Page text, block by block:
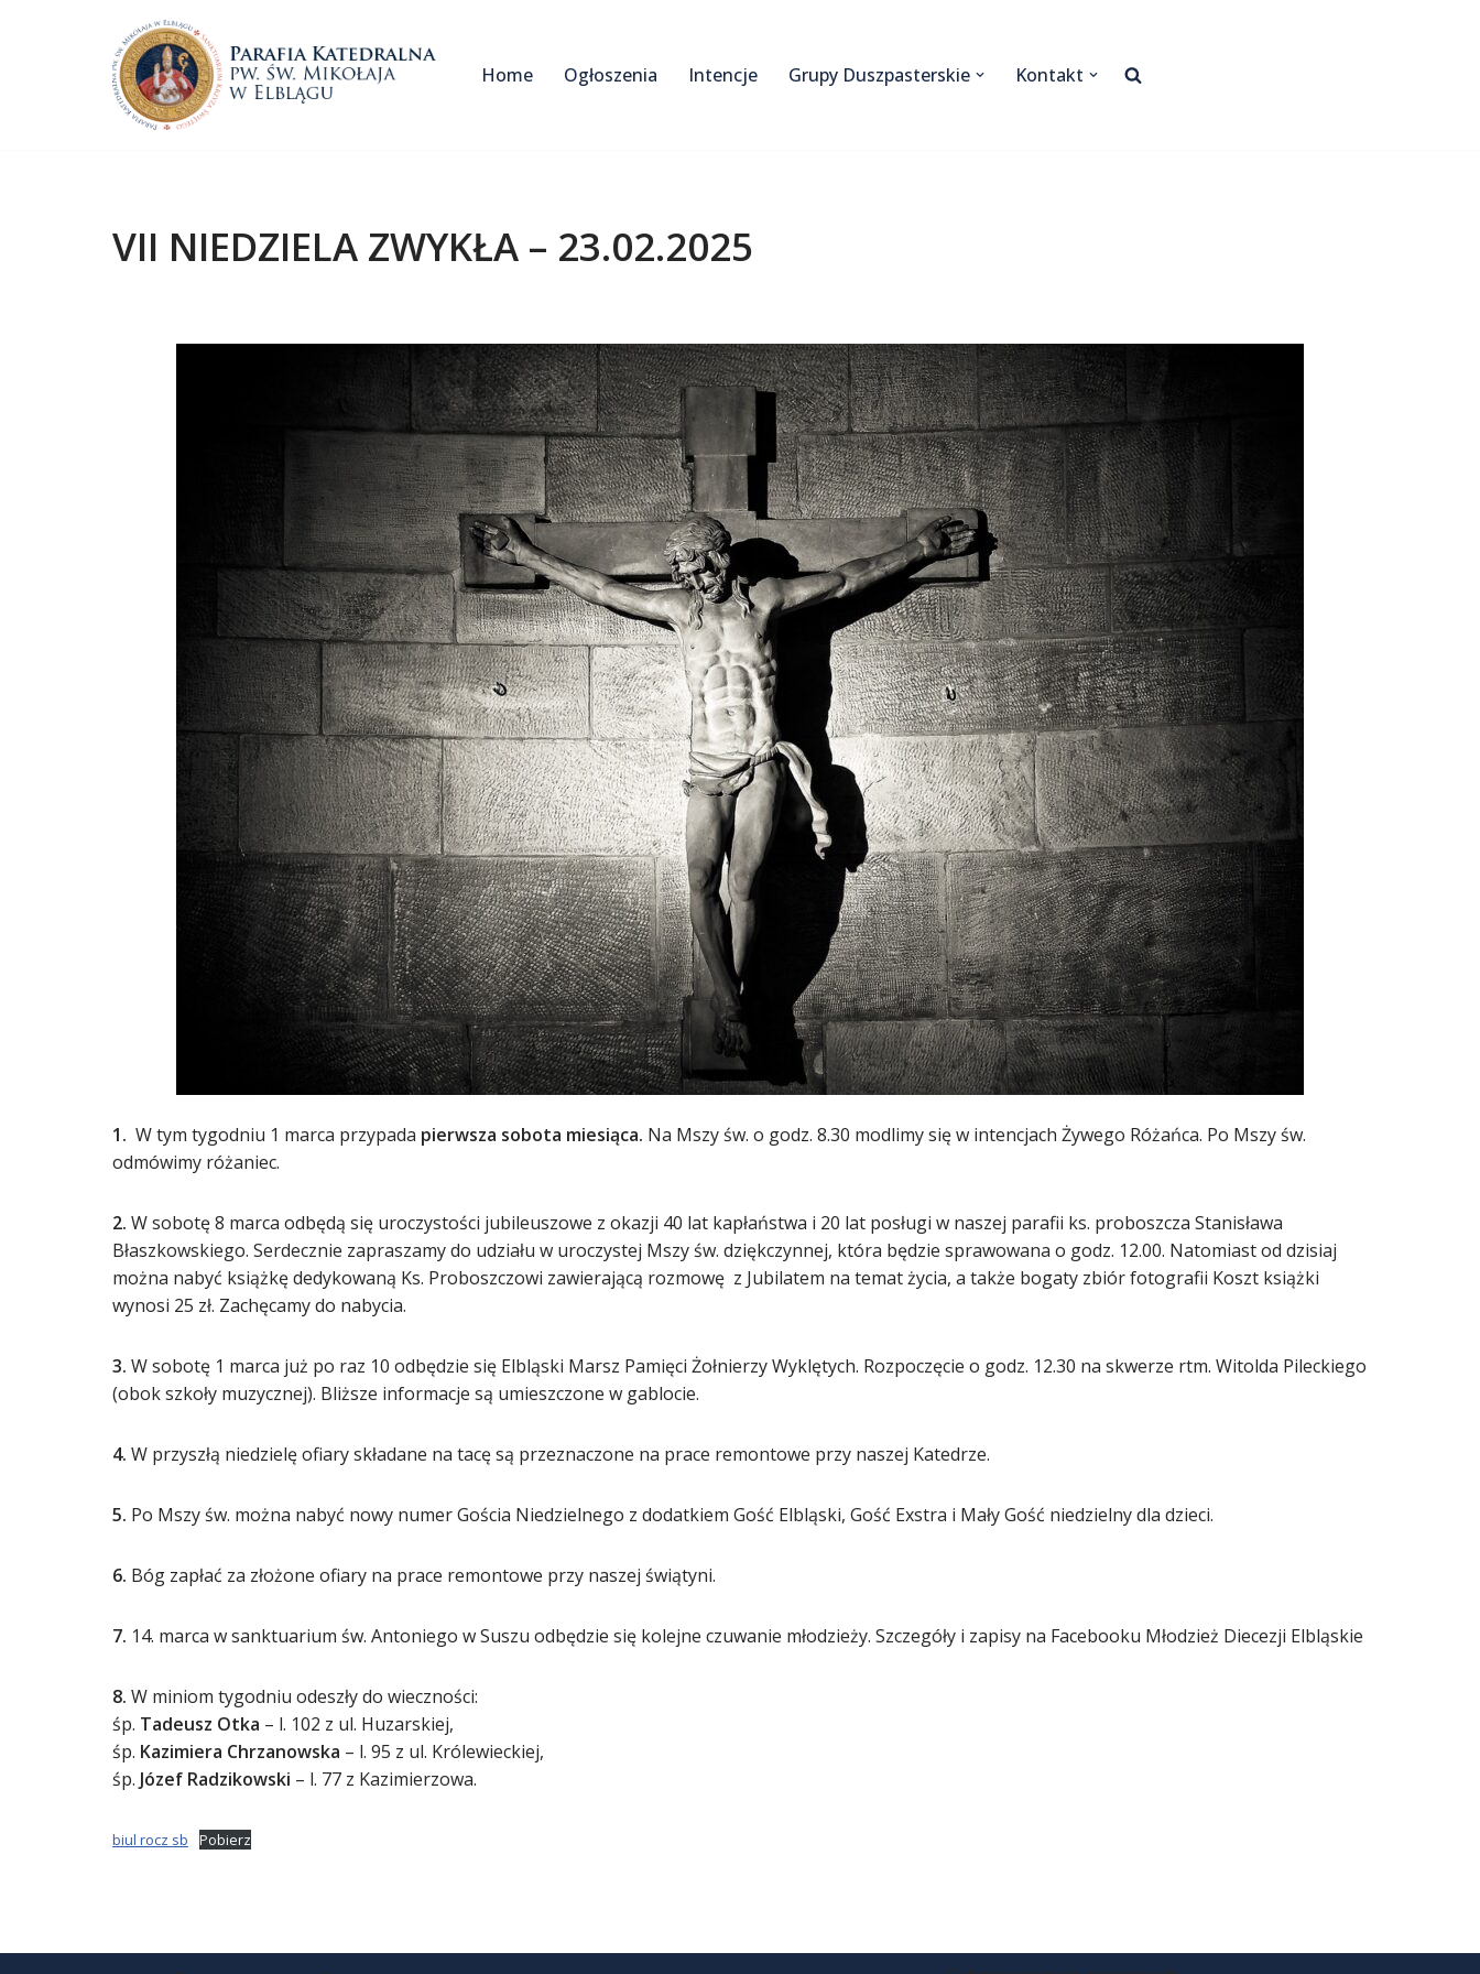
Home Ogłoszenia Intencje Grupy Duszpasterskie Kontakt
VII NIEDZIELA ZWYKŁA – 23.02.2025
1. W tym tygodniu 1 marca przypada pierwsza sobota miesiąca. Na Mszy św. o godz. 8.30 modlimy się w intencjach Żywego Różańca. Po Mszy św.
odmówimy różaniec.
2. W sobotę 8 marca odbędą się uroczystości jubileuszowe z okazji 40 lat kapłaństwa i 20 lat posługi w naszej parafii ks. proboszcza Stanisława
Błaszkowskiego. Serdecznie zapraszamy do udziału w uroczystej Mszy św. dziękczynnej, która będzie sprawowana o godz. 12.00. Natomiast od dzisiaj
można nabyć książkę dedykowaną Ks. Proboszczowi zawierającą rozmowę z Jubilatem na temat życia, a także bogaty zbiór fotografii Koszt książki
wynosi 25 zł. Zachęcamy do nabycia.
3. W sobotę 1 marca już po raz 10 odbędzie się Elbląski Marsz Pamięci Żołnierzy Wyklętych. Rozpoczęcie o godz. 12.30 na skwerze rtm. Witolda Pileckiego
(obok szkoły muzycznej). Bliższe informacje są umieszczone w gablocie.
4. W przyszłą niedzielę ofiary składane na tacę są przeznaczone na prace remontowe przy naszej Katedrze.
5. Po Mszy św. można nabyć nowy numer Gościa Niedzielnego z dodatkiem Gość Elbląski, Gość Exstra i Mały Gość niedzielny dla dzieci.
6. Bóg zapłać za złożone ofiary na prace remontowe przy naszej świątyni.
7. 14. marca w sanktuarium św. Antoniego w Suszu odbędzie się kolejne czuwanie młodzieży. Szczegóły i zapisy na Facebooku Młodzież Diecezji Elbląskie
8. W miniom tygodniu odeszły do wieczności:
śp. Tadeusz Otka – l. 102 z ul. Huzarskiej,
śp. Kazimiera Chrzanowska – l. 95 z ul. Królewieckiej,
śp. Józef Radzikowski – l. 77 z Kazimierzowa.
biul rocz sb Pobierz